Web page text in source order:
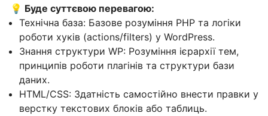
💡 Буде суттєвою перевагою:
Технічна база: Базове розуміння PHP та логіки
роботи хуків (actions/filters) у WordPress.
Знання структури WP: Розуміння ієрархії тем,
принципів роботи плагінів та структури бази
даних.
HTML/CSS: Здатність самостійно внести правки у
верстку текстових блоків або таблиць.